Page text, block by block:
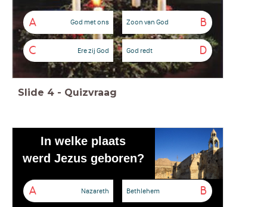
A God met ons B
Zoon van God
C Ere zij God D
God redt
Slide 4 - Quizvraag
In welke plaats
werd Jezus geboren?
A Nazareth B
Bethlehem